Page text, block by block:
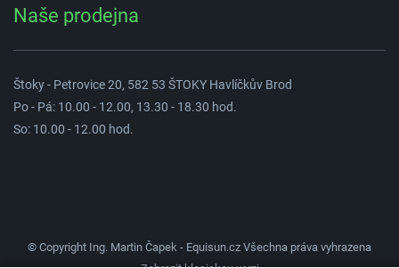
Naše prodejna
Štoky - Petrovice 20, 582 53 ŠTOKY Havlíčkův Brod
Po - Pá: 10.00 - 12.00, 13.30 - 18.30 hod.
So: 10.00 - 12.00 hod.
© Copyright Ing. Martin Čapek - Equisun.cz Všechna práva vyhrazena